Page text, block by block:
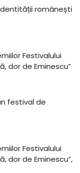
românești
Festivalului
dor de Eminescu”
festival de
Festivalului
dor de Eminescu”,